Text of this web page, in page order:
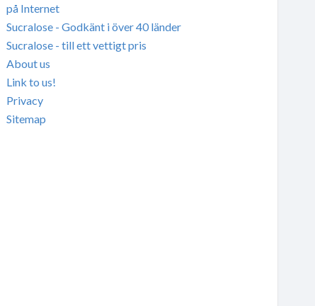
på Internet
Sucralose - Godkänt i över 40 länder
Sucralose - till ett vettigt pris
About us
Link to us!
Privacy
Sitemap